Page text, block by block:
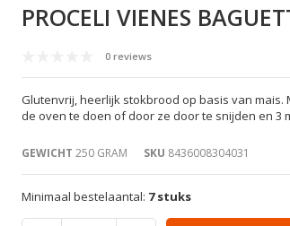
PROCELI VIENES
0 reviews
Glutenvrij, heerlijk stokbrood op basis van
de oven te doen of door ze door te snijden en 3
GEWICHT 250 GRAM SKU 8436008304031
Minimaal bestelaantal: 7 stuks